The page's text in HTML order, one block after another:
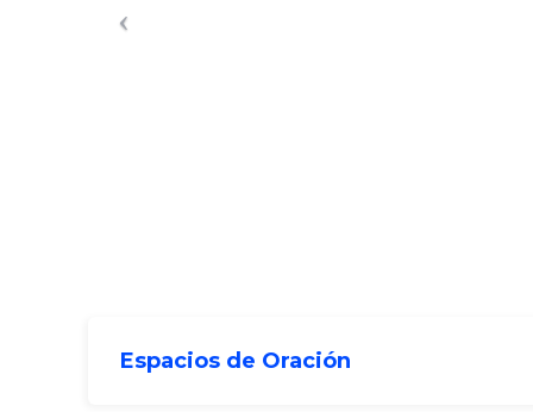
Espacios de Oración